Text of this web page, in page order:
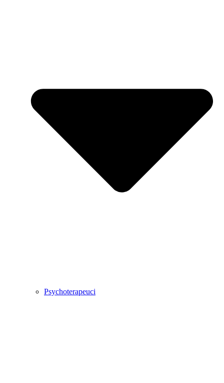
Psychoterapeuci